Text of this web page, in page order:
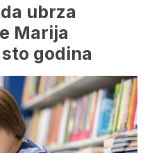
ubrza
Marija
godina